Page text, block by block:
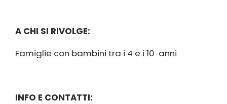
A CHI SI RIVOLGE:
Famiglie con bambini tra i 4 e i 10 anni
INFO E CONTATTI: